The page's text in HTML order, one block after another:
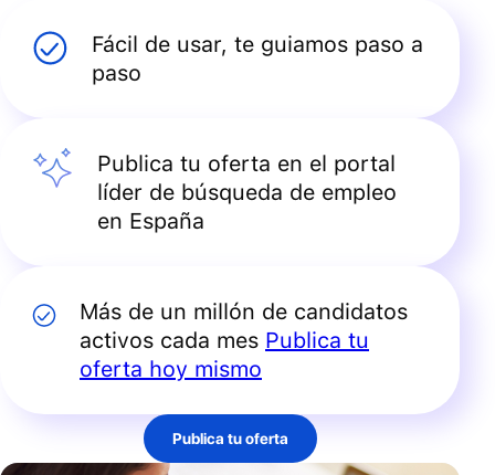
Fácil de usar, te guiamos paso a
paso
Publica tu oferta en el portal
líder de búsqueda de empleo
en España
Más de un millón de candidatos
activos cada mes Publica tu
oferta hoy mismo
Publica tu oferta